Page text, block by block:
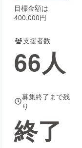
コミュニティ
目標金額は
400,000円
支援者数
66人
募集終了まで残
り
終了